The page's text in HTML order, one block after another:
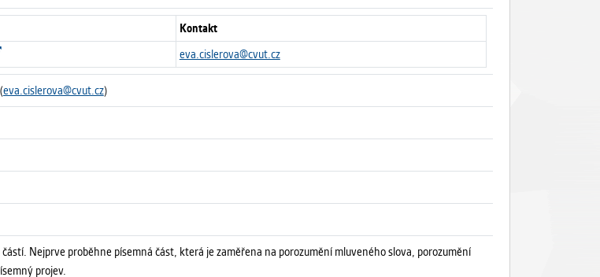
Kontakt
eva.cislerova@cvut.cz
eva.cislerova@cvut.cz)
Nejprve proběhne písemná část, která je zaměřena na porozumění mluveného slova, porozumění
projev.